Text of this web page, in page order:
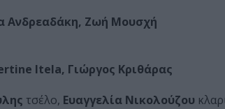
Ανδρεαδάκη, Ζωή Μουσχή
Itela, Γιώργος Κριθάρας
τσέλο, Ευαγγελία Νικολούζου